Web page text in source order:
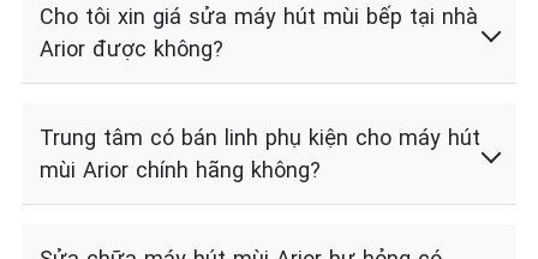
Cho tôi xin giá sửa máy hút mùi bếp tại nhà
Arior được không?
Trung tâm có bán linh phụ kiện cho máy hút
mùi Arior chính hãng không?